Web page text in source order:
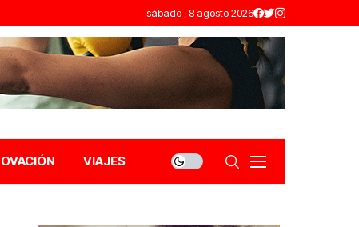
sábado , 8 agosto 2026
VIAJES